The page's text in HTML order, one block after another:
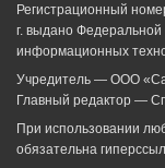
Регистрационный
г. выдано Федеральной
информационных
Учредитель — ООО
Главный редактор —
При использовании
обязательна